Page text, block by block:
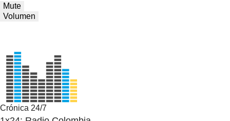
Mute
Volumen
Crónica 24/7